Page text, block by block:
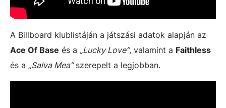
A Billboard klublistáján a játszási adatok alapján az
Ace Of Base és a „Lucky Love”, valamint a Faithless
és a „Salva Mea”szerepelt a legjobban.